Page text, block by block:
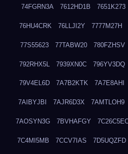
74FGRN3A 7612HD1B 7651K273
76HU4CRK 76LLJI2Y 7777M27H
77S55623 77TABW20 780FZHSV
792RHX5L 7939XN0C 796YV3DQ
79V4EL6D 7A7B2KTK 7A7E8AHI
7AIBYJBI 7AJR6D3X 7AMTLOH9
7AOSYN3G 7BVHAFGY
7C4MI5MB 7CCV7IAS 7D5UQZFD